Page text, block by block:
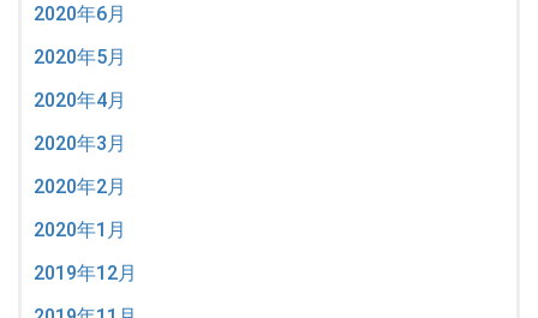
2020年6月
2020年5月
2020年4月
2020年3月
2020年2月
2020年1月
2019年12月